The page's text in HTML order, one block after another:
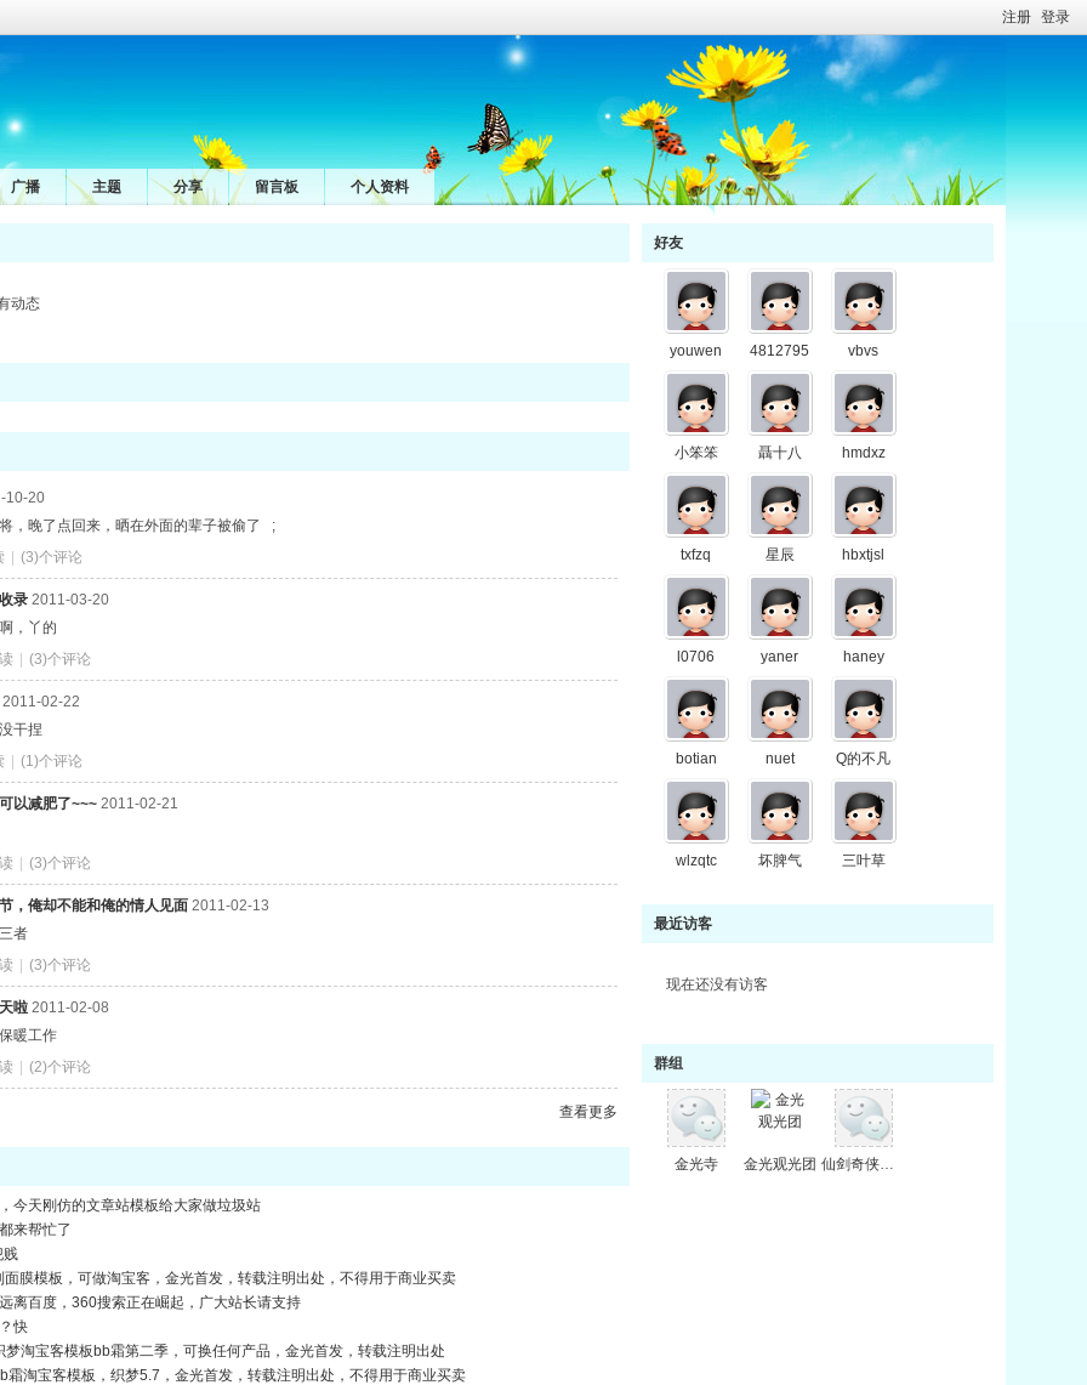
注册 登录
广播 主题 分享 留言板 个人资料
动态
10-20
，晚了点回来，晒在外面的辈子被偷了 ;
(3)个评论
录 2011-03-20
，丫的
(3)个评论
2011-02-22
干捏
(1)个评论
以减肥了~~~ 2011-02-21
(3)个评论
，俺却不能和俺的情人见面 2011-02-13
者
(3)个评论
啦 2011-02-08
暖工作
(2)个评论
查看更多
今天刚仿的文章站模板给大家做垃圾站
来帮忙了
贱
面膜模板，可做淘宝客，金光首发，转载注明出处，不得用于商业买卖
离百度，360搜索正在崛起，广大站长请支持
快
梦淘宝客模板bb霜第二季，可换任何产品，金光首发，转载注明出处
霜淘宝客模板，织梦5.7，金光首发，转载注明出处，不得用于商业买卖
好友
youwen 4812795 vbvs
小笨笨 聶十八 hmdxz
txfzq 星辰 hbxtjsl
l0706 yaner haney
botian nuet Q的不凡
wlzqtc 坏脾气 三叶草
最近访客
现在还没有访客
群组
金光寺 金光观光团 仙剑奇侠传三